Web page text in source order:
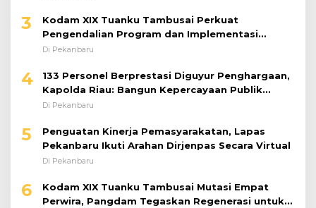
3
Kodam XIX Tuanku Tambusai Perkuat
Pengendalian Program dan Implementasi
Doktrin TNI AD
Di Pekanbaru
4
133 Personel Berprestasi Diguyur Penghargaan,
Kapolda Riau: Bangun Kepercayaan Publik
dengan Karya Nyata
Di Pekanbaru
5
Penguatan Kinerja Pemasyarakatan, Lapas
Pekanbaru Ikuti Arahan Dirjenpas Secara Virtual
Di Pekanbaru
6
Kodam XIX Tuanku Tambusai Mutasi Empat
Perwira, Pangdam Tegaskan Regenerasi untuk